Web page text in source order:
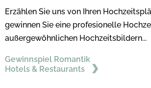
Erzählen Sie uns von Ihren
gewinnen Sie eine profesionelle
außergewöhnlichen Hochzeitsbildern...
Gewinnspiel Romantik
Hotels & Restaurants